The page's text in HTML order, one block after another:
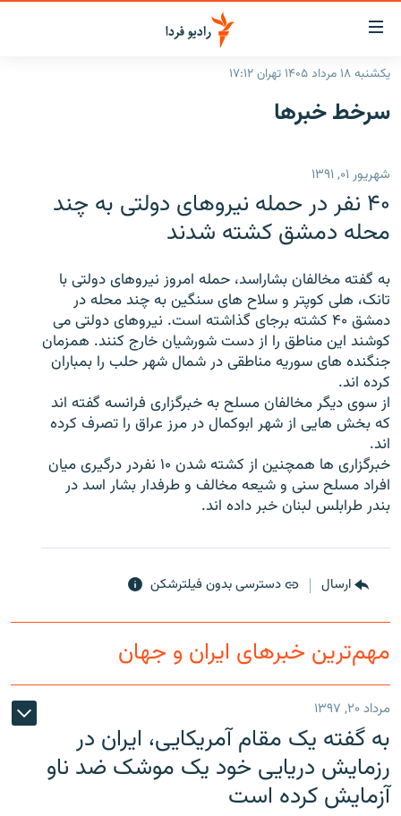
لینک‌های
قابلیت
دسترسی
بازگشت
اصلی
رفتن
صفحه
ایران
رادیو
انتخاب کنید و بشنوید
فرکانس‌ها
پادکست
گزارش‌های تصویری
گزارش‌های ویدئویی
زنان فردا
English
به ما بپیوندید
زبان‌های دیگر
یکشنبه ۱۸ مرداد ۱۴۰۵ تهران ۱۷:۱۲
سرخط‌ خبرها
شهریور ۰۱, ۱۳۹۱
۴۰ نفر در حمله نیروهای دولتی به چند
محله دمشق کشته شدند
به گفته مخالفان بشاراسد، حمله امروز نیروهای دولتی با
تانک، هلی کوپتر و سلاح های سنگین به چند محله در
دمشق ۴۰ کشته برجای گذاشته است. نیروهای دولتی می
کوشند این مناطق را از دست شورشیان خارج کنند. همزمان
جنگنده های سوریه مناطقی در شمال شهر حلب را بمباران
کرده اند.
از سوی دیگر مخالفان مسلح به خبرگزاری فرانسه گفته اند
که بخش هایی از شهر ابوکمال در مرز عراق را تصرف کرده
اند.
خبرگزاری ها همچنین از کشته شدن ۱۰ نفردر درگیری میان
افراد مسلح سنی و شیعه مخالف و طرفدار بشار اسد در
بندر طرابلس لبنان خبر داده اند.
ارسال دسترسی بدون فیلترشکن
مهم‌ترین خبرهای ایران و جهان
مرداد ۲۰, ۱۳۹۷
به گفته یک مقام آمریکایی، ایران در
رزمایش دریایی خود یک موشک ضد ناو
آزمایش کرده است